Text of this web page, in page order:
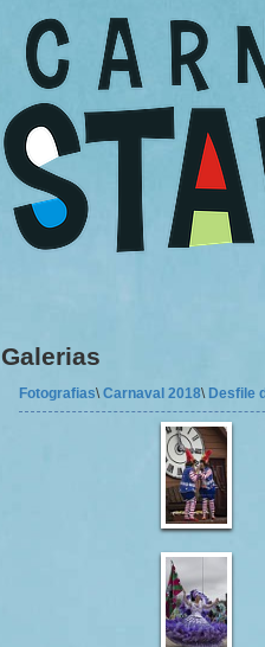
Galerias
Fotografias\Carnaval 2018\ Desfile